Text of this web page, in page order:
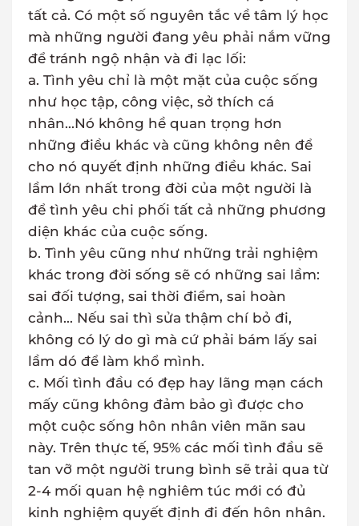
tất cả. Có một số nguyên tắc về tâm lý học
mà những người đang yêu phải nắm vững
để tránh ngộ nhận và đi lạc lối:
a. Tình yêu chỉ là một mặt của cuộc sống
như học tập, công việc, sở thích cá
nhân...Nó không hề quan trọng hơn
những điều khác và cũng không nên để
cho nó quyết định những điều khác. Sai
lầm lớn nhất trong đời của một người là
để tình yêu chi phối tất cả những phương
diện khác của cuộc sống.
b. Tình yêu cũng như những trải nghiệm
khác trong đời sống sẽ có những sai lầm:
sai đối tượng, sai thời điểm, sai hoàn
cảnh... Nếu sai thì sửa thậm chí bỏ đi,
không có lý do gì mà cứ phải bám lấy sai
lầm dó để làm khổ mình.
c. Mối tình đầu có đẹp hay lãng mạn cách
mấy cũng không đảm bảo gì được cho
một cuộc sống hôn nhân viên mãn sau
này. Trên thực tế, 95% các mối tình đầu sẽ
tan vỡ một người trung bình sẽ trải qua từ
2-4 mối quan hệ nghiêm túc mới có đủ
kinh nghiệm quyết định đi đến hôn nhân.